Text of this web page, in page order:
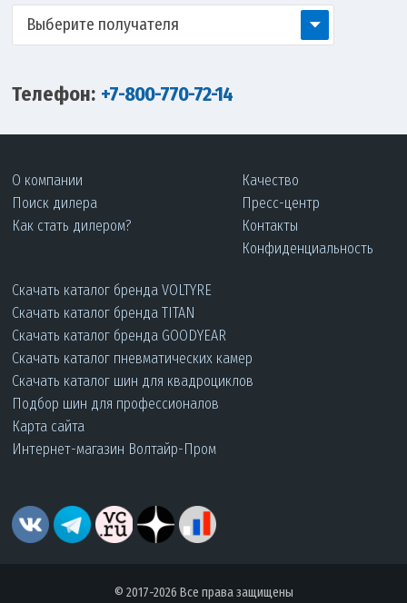
Выберите получателя
Телефон: +7-800-770-72-14
О компании
Поиск дилера
Как стать дилером?
Качество
Пресс-центр
Контакты
Конфиденциальность
Скачать каталог бренда VOLTYRE
Скачать каталог бренда TITAN
Скачать каталог бренда GOODYEAR
Скачать каталог пневматических камер
Скачать каталог шин для квадроциклов
Подбор шин для профессионалов
Карта сайта
Интернет-магазин Волтайр-Пром
© 2017-2026 Все права защищены